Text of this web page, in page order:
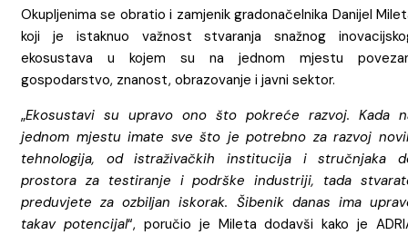
Okupljenima se obratio i zamjenik gradonačelnika Danijel
koji je istaknuo važnost stvaranja snažnog
ekosustava u kojem su na jednom mjestu
gospodarstvo, znanost, obrazovanje i javni sektor.
„Ekosustavi su upravo ono što pokreće razvoj. Kada
jednom mjestu imate sve što je potrebno za razvoj
tehnologija, od istraživačkih institucija i stručnjaka
prostora za testiranje i podrške industriji, tada
preduvjete za ozbiljan iskorak. Šibenik danas ima
takav potencijal“, poručio je Mileta dodavši kako je